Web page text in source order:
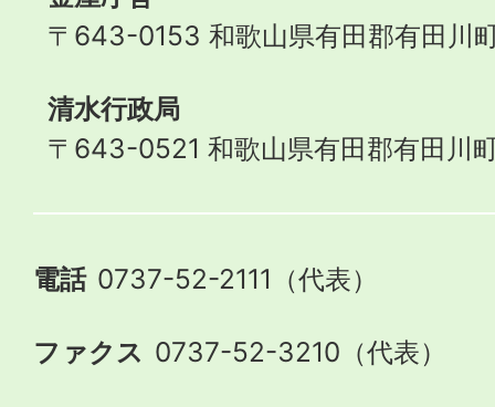
〒643-0153 和歌山県有田郡有田川
清水行政局
〒643-0521 和歌山県有田郡有田川
電話 0737-52-2111（代表）
ファクス 0737-52-3210（代表）